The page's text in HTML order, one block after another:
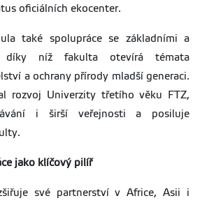
oficiálních ekocenter.
také spolupráce se základními a
díky níž fakulta otevírá témata
a ochrany přírody mladší generaci.
rozvoj Univerzity třetího věku FTZ,
i širší veřejnosti a posiluje
jako klíčový pilíř
své partnerství v Africe, Asii i